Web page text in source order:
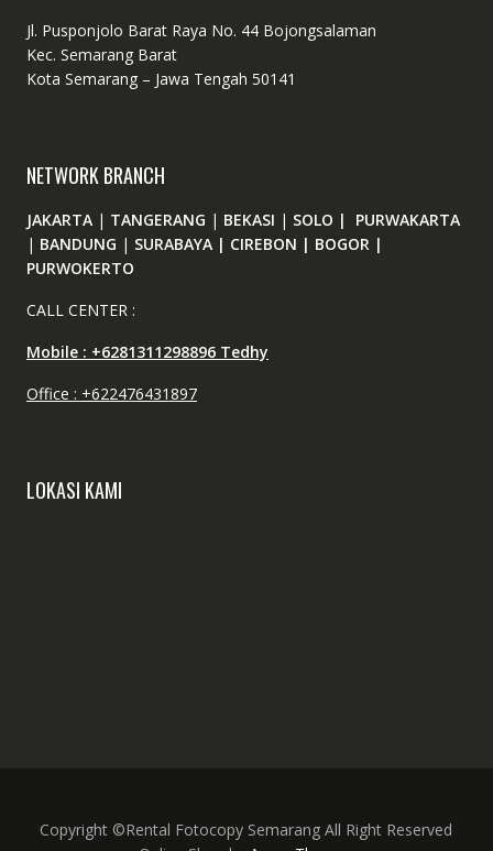
Jl. Pusponjolo Barat Raya No. 44 Bojongsalaman
Kec. Semarang Barat
Kota Semarang – Jawa Tengah 50141
NETWORK BRANCH
JAKARTA| TANGERANG | BEKASI | SOLO | PURWAKARTA
| BANDUNG | SURABAYA | CIREBON | BOGOR |
PURWOKERTO
CALL CENTER :
Mobile : +6281311298896 Tedhy
Office : +622476431897
LOKASI KAMI
Copyright ©Rental Fotocopy Semarang All Right Reserved